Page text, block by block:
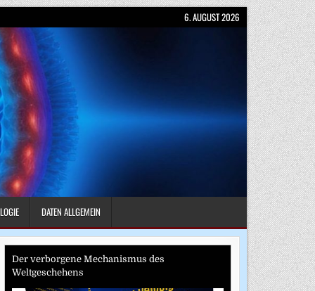
6. AUGUST 2026
DATEN ALLGEMEIN
Der verborgene Mechanismus des
Weltgeschehens